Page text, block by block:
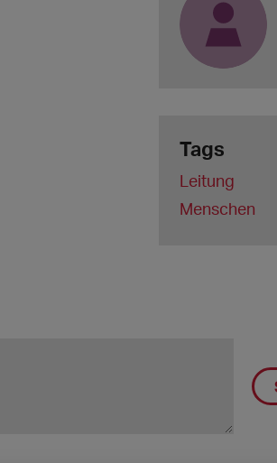
Tags
Leitung
Menschen